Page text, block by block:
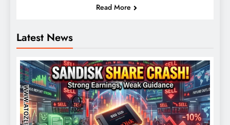
Latest News
Read More